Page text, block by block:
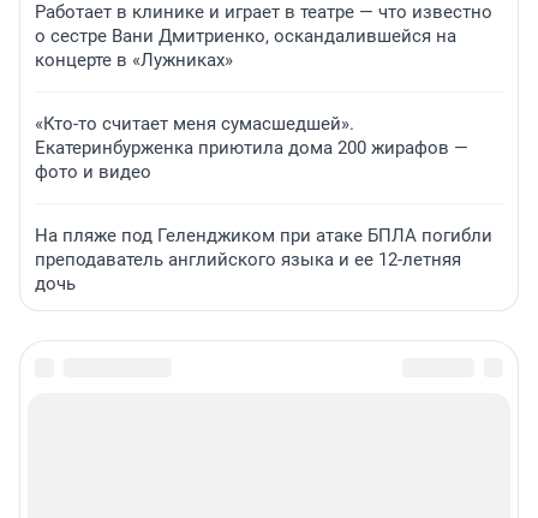
Работает в клинике и играет в театре — что известно
о сестре Вани Дмитриенко, оскандалившейся на
концерте в «Лужниках»
«Кто-то считает меня сумасшедшей».
Екатеринбурженка приютила дома 200 жирафов —
фото и видео
На пляже под Геленджиком при атаке БПЛА погибли
преподаватель английского языка и ее 12-летняя
дочь